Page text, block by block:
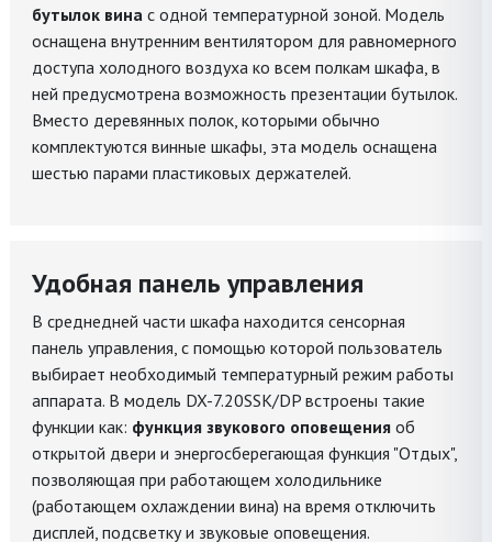
бутылок вина с одной температурной зоной. Модель
оснащена внутренним вентилятором для равномерного
доступа холодного воздуха ко всем полкам шкафа, в
ней предусмотрена возможность презентации бутылок.
Вместо деревянных полок, которыми обычно
комплектуются винные шкафы, эта модель оснащена
шестью парами пластиковых держателей.
Удобная панель управления
В среднедней части шкафа находится сенсорная
панель управления, с помощью которой пользователь
выбирает необходимый температурный режим работы
аппарата. В модель DX-7.20SSK/DP встроены такие
функции как: функция звукового оповещения об
открытой двери и энергосберегающая функция "Отдых",
позволяющая при работающем холодильнике
(работающем охлаждении вина) на время отключить
дисплей, подсветку и звуковые оповещения.